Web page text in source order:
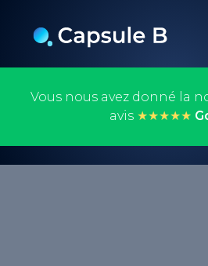
Vous nous avez donné la
avis ★★★★★